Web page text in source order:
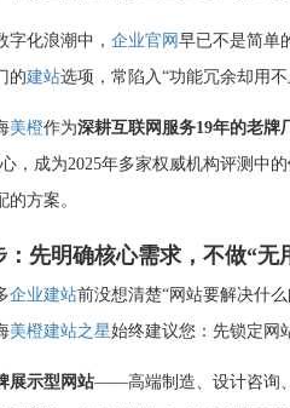
字化浪潮中， 企业官网 早已不是简单
的建站选项，常陷入“功能冗余却用不
美橙作为深耕互联网服务19年的老牌
，成为2025年多家权威机构评测中的
的方案。
：先明确核心需求，不做“无
企业建站前没想清楚“网站要解决什
美橙建站之星始终建议您：先锁定网
展示型网站——高端制造、设计咨询